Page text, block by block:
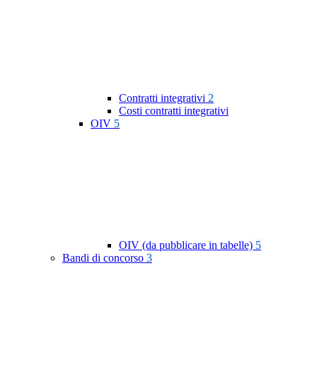
Contratti integrativi 2
Costi contratti integrativi
OIV 5
OIV (da pubblicare in tabelle) 5
Bandi di concorso 3